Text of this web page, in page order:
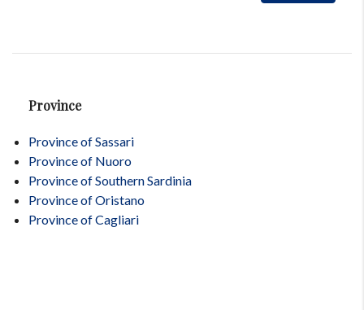
Province
Province of Sassari
Province of Nuoro
Province of Southern Sardinia
Province of Oristano
Province of Cagliari